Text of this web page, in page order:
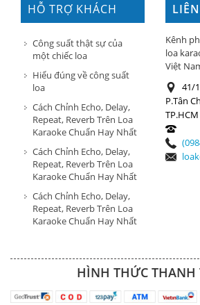
HỖ TRỢ KHÁCH
HÀNG
Công suất thật sự của
một chiếc loa
Hiểu đúng về công suất
loa
Cách Chỉnh Echo, Delay,
Repeat, Reverb Trên Loa
Karaoke Chuẩn Hay Nhất
Cách Chỉnh Echo, Delay,
Repeat, Reverb Trên Loa
Karaoke Chuẩn Hay Nhất
Cách Chỉnh Echo, Delay,
Repeat, Reverb Trên Loa
Karaoke Chuẩn Hay Nhất
Kênh
loa
Việt
41/
P.Tân
HÌNH THỨC THANH